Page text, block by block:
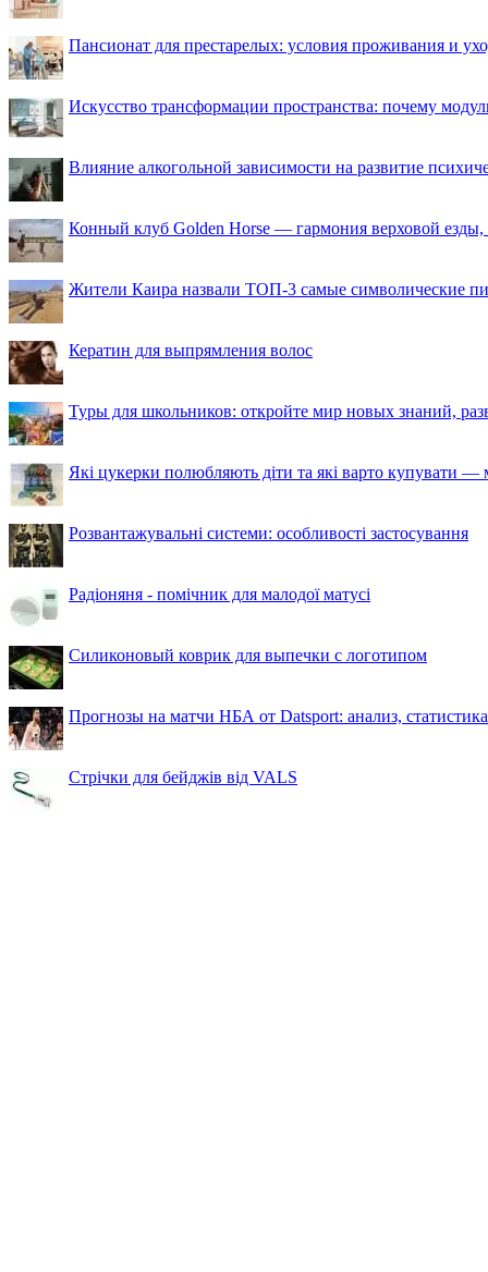
Пансионат для престарелых: условия проживания и
Искусство трансформации пространства: почему
Влияние алкогольной зависимости на развитие
Конный клуб Golden Horse — гармония верховой езды,
Жители Каира назвали ТОП-3 самые символические
Кератин для выпрямления волос
Туры для школьников: откройте мир новых знаний,
Які цукерки полюбляють діти та які варто купувати —
Розвантажувальні системи: особливості застосування
Радіоняня - помічник для малодої матусі
Силиконовый коврик для выпечки с логотипом
Прогнозы на матчи НБА от Datsport: анализ,
Стрічки для бейджів від VALS